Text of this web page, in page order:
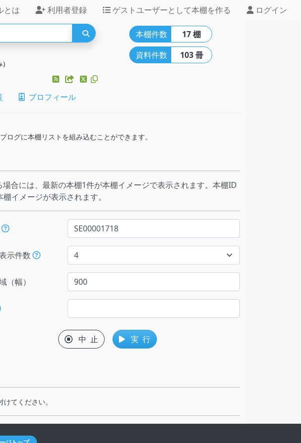
とは 利用者登録 ゲストユーザーとして本棚を作る ログイン
プロフィール
本棚件数
17 棚
資料件数
103 冊
グに本棚リストを組み込むことができます。
合には、最新の本棚1件が本棚イメージで表示されます。本棚ID
イメージが表示されます。
示件数
（幅）
中 止 実 行
てください。